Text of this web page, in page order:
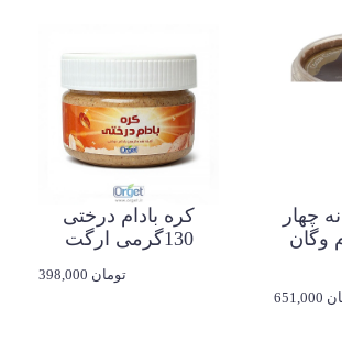
کره بادام درختی
130گرمی ارگت
398,000 تومان
چهار
گرم وگان